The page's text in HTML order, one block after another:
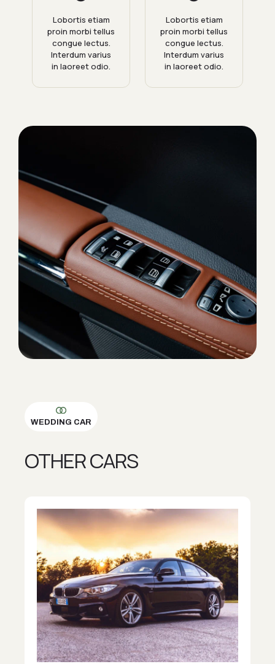
Lobortis etiam
proin morbi tellus
congue lectus.
Interdum varius
in laoreet odio.
Lobortis etiam
proin morbi tellus
congue lectus.
Interdum varius
in laoreet odio.
WEDDING CAR
OTHER CARS